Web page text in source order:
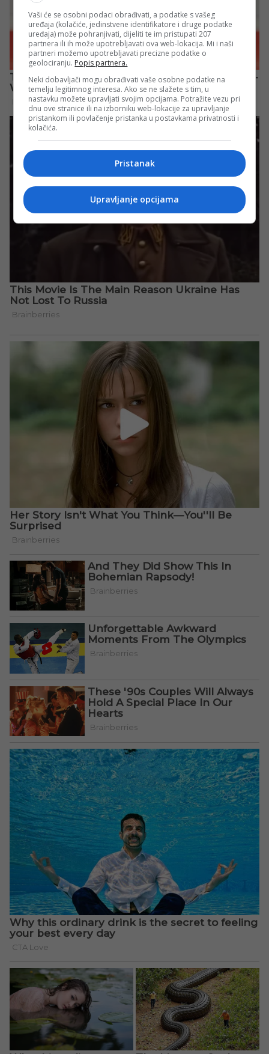
Vaši će se osobni podaci obrađivati, a podatke s vašeg
uređaja (kolačiće, jedinstvene identifikatore i druge podatke
uređaja) može pohranjivati, dijeliti te im pristupati 207
partnera ili ih može upotrebljavati ova web-lokacija. Mi i naši
partneri možemo upotrebljavati precizne podatke o
geolociranju. Popis partnera.
Neki dobavljači mogu obrađivati vaše osobne podatke na
temelju legitimnog interesa. Ako se ne slažete s tim, u
nastavku možete upravljati svojim opcijama. Potražite vezu pri
dnu ove stranice ili na izborniku web-lokacije za upravljanje
pristankom ili povlačenje pristanka u postavkama privatnosti i
kolačića.
Pristanak
Upravljanje opcijama